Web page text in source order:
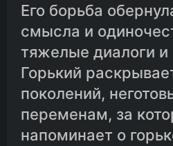
Его борьба
смысла и
тяжелые диалоги и
Горький
поколений,
переменам, за
напоминает о